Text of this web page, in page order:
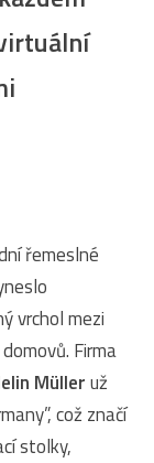
řemeslné
vrchol mezi
Firma
Mülleruž
což značí
stolky,